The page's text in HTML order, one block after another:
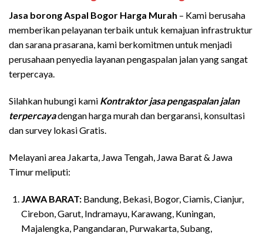
Jasa borong Aspal Bogor Harga Murah – Kami berusaha
memberikan pelayanan terbaik untuk kemajuan infrastruktur
dan sarana prasarana, kami berkomitmen untuk menjadi
perusahaan penyedia layanan pengaspalan jalan yang sangat
terpercaya.
Silahkan hubungi kami Kontraktor jasa pengaspalan jalan
terpercayadengan harga murah dan bergaransi, konsultasi
dan survey lokasi Gratis.
Melayani area Jakarta, Jawa Tengah, Jawa Barat & Jawa
Timur meliputi:
JAWA BARAT: Bandung, Bekasi, Bogor, Ciamis, Cianjur,
Cirebon, Garut, Indramayu, Karawang, Kuningan,
Majalengka, Pangandaran, Purwakarta, Subang,